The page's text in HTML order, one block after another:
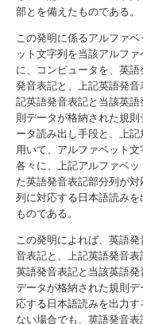
部とを備えたものである。
この発明に係るアルファ
ット文字列を当該アルフ
に、コンピュータを、英
発音表記と、上記英語発
記英語発音表記と当該英
則データが格納された規
ータ読み出し手段と、上
用いて、アルファベット
各々に、上記アルファベ
た英語発音表記部分列が
列に対応する日本語読み
ものである。
この発明によれば、英語
音表記と、上記英語発音
英語発音表記と当該英語
データが格納された規則
応する日本語読みを出力
ない場合でも、英語発音